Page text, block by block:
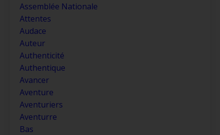
Assemblée Nationale
Attentes
Audace
Auteur
Authenticité
Authentique
Avancer
Aventure
Aventuriers
Aventurre
Bas